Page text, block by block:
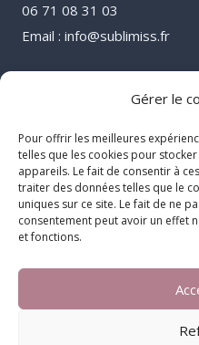
Gérer le
Pour offrir les meilleures
telles que les cookies pour
appareils. Le fait de consentir à
traiter des données telles que le
uniques sur ce site. Le fait de ne
consentement peut avoir un effet
et fonctions.
06 71 08 31 03
Email : info@sublimiss.fr